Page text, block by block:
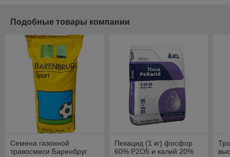
Подобные товары компании
Семена газонной
травосмеси Баренбруг
Пекацид (1 кг) фосфор
60% Р2О5 и калий 20%